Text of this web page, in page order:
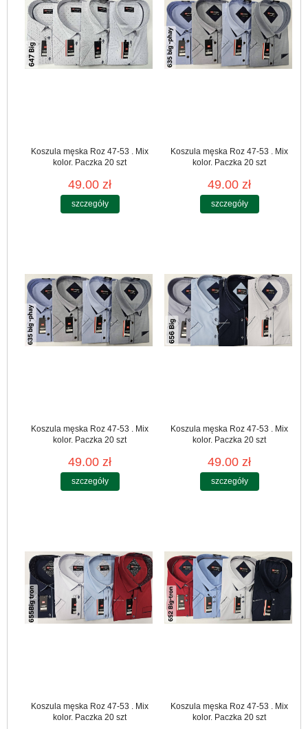
Koszula męska Roz 47-53 . Mix
kolor. Paczka 20 szt
49.00 zł
szczegóły
Koszula męska Roz 47-53 . Mix
kolor. Paczka 20 szt
49.00 zł
szczegóły
Koszula męska Roz 47-53 . Mix
kolor. Paczka 20 szt
49.00 zł
szczegóły
Koszula męska Roz 47-53 . Mix
kolor. Paczka 20 szt
49.00 zł
szczegóły
Koszula męska Roz 47-53 . Mix
kolor. Paczka 20 szt
Koszula męska Roz 47-53 . Mix
kolor. Paczka 20 szt